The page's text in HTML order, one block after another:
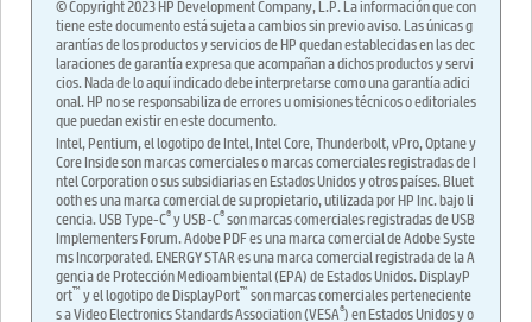
© Copyright 2023 HP Development Company, L.P. La información que con
tiene este documento está sujeta a cambios sin previo aviso. Las únicas g
arantías de los productos y servicios de HP quedan establecidas en las dec
laraciones de garantía expresa que acompañan a dichos productos y servi
cios. Nada de lo aquí indicado debe interpretarse como una garantía adici
onal. HP no se responsabiliza de errores u omisiones técnicos o editoriales
que puedan existir en este documento.
Intel, Pentium, el logotipo de Intel, Intel Core, Thunderbolt, vPro, Optane y
Core Inside son marcas comerciales o marcas comerciales registradas de I
ntel Corporation o sus subsidiarias en Estados Unidos y otros países. Bluet
ooth es una marca comercial de su propietario, utilizada por HP Inc. bajo li
cencia. USB Type-C®y USB-C®son marcas comerciales registradas de USB
Implementers Forum. Adobe PDF es una marca comercial de Adobe Syste
ms Incorporated. ENERGY STAR es una marca comercial registrada de la A
gencia de Protección Medioambiental (EPA) de Estados Unidos. DisplayP
ort™ y el logotipo de DisplayPort™ son marcas comerciales perteneciente
s a Video Electronics Standards Association (VESA®) en Estados Unidos y o